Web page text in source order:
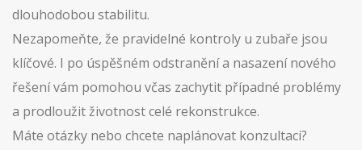
dlouhodobou stabilitu.
Nezapomeňte, že pravidelné kontroly u zubaře jsou
klíčové. I po úspěšném odstranění a nasazení nového
řešení vám pomohou včas zachytit případné problémy
a prodloužit životnost celé rekonstrukce.
Máte otázky nebo chcete naplánovat konzultaci?